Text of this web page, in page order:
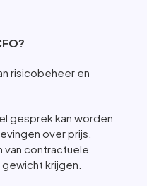
risicobeheer en
gesprek kan worden
over prijs,
van contractuele
krijgen.